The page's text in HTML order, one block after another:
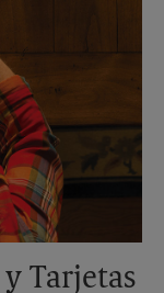
Tarjetas